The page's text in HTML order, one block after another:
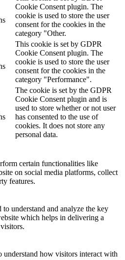
Cookie Consent plugin. The
cookie is used to store the user
consent for the cookies in the
category "Other.
This cookie is set by GDPR
Cookie Consent plugin. The
cookie is used to store the user
consent for the cookies in the
category "Performance".
The cookie is set by the GDPR
Cookie Consent plugin and is
used to store whether or not user
has consented to the use of
cookies. It does not store any
personal data.
certain functionalities like
on social media platforms, collect
features.
to understand and analyze the key
which helps in delivering a
understand how visitors interact with